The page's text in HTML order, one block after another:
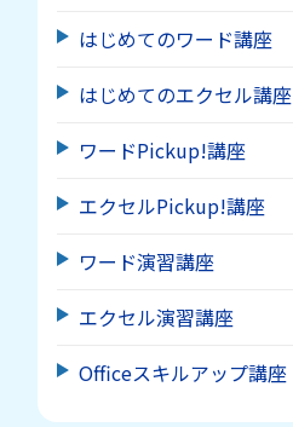
はじめてのワード講座
はじめてのエクセル講座
ワードPickup!講座
エクセルPickup!講座
ワード演習講座
エクセル演習講座
Officeスキルアップ講座